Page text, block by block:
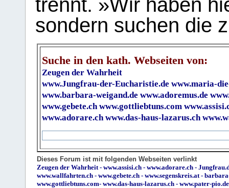
sondern suchen die
Suche in den kath. Webseiten von:
Zeugen der Wahrheit
www.Jungfrau-der-Eucharistie.de www.maria-
www.barbara-weigand.de www.adoremus.de
www.gebete.ch www.gottliebtuns.com
www.adorare.ch www.das-haus-lazarus.ch
Dieses Forum ist mit folgenden Webseiten verlinkt
Zeugen der Wahrheit - www.assisi.ch - www.adorare.ch -
www.wallfahrten.ch - www.gebete.ch - www.segenskreis.at -
www.gottliebtuns.com- www.das-haus-lazarus.ch - www.pater-pio.de